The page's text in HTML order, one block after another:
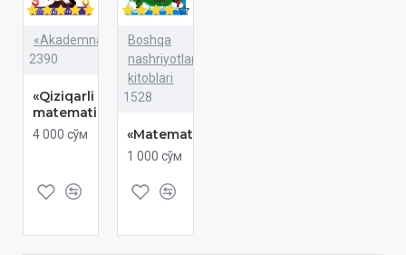
«Akademnashr»
2390
«Qiziqarli
matematika»
4 000 сўм
Boshqa
nashriyotlar
kitoblari
1528
«Matematika»
1 000 сўм